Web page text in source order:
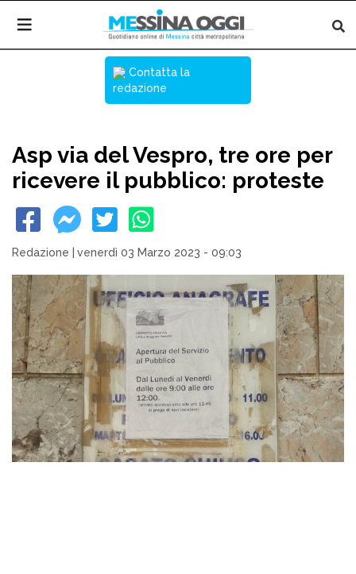
Contatta la
redazione
Asp via del Vespro, tre ore per
ricevere il pubblico: proteste
Redazione venerdì 03 Marzo 2023 - 09:03